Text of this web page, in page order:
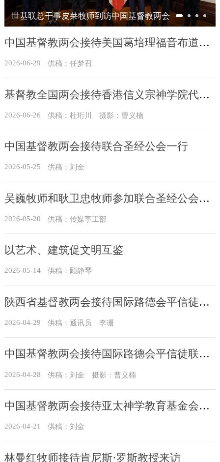
世基联总干事皮莱牧师到访中国基督教两会
中国基督教两会接待美国葛培理福音布道会访问团
2026-06-29 供稿：任梦召
基督教全国两会接待香港信义宗神学院代表团
2026-06-26 供稿：杜珩川 摄影：曹义楠
中国基督教两会接待联合圣经公会一行
2026-05-25 供稿：刘金
吴巍牧师和耿卫忠牧师参加联合圣经公会成立80周年庆典
2026-05-20 供稿：传媒事工部
以艺术、建筑促文明互鉴
2026-05-14 供稿：顾静琴
陕西省基督教两会接待国际路德会平信徒联盟一行
2026-04-29 供稿：通讯员 李珊
中国基督教两会接待国际路德会平信徒联盟一行
2026-04-28 供稿：刘金 摄影：曹义楠
中国基督教两会接待亚太神学教育基金会来访
2026-04-21 供稿：刘金
林曼红牧师接待肯尼斯·罗斯教授来访